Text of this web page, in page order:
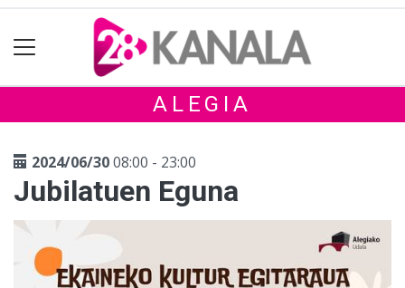
ALEGIA
2024/06/3008:00 - 23:00
Jubilatuen Eguna